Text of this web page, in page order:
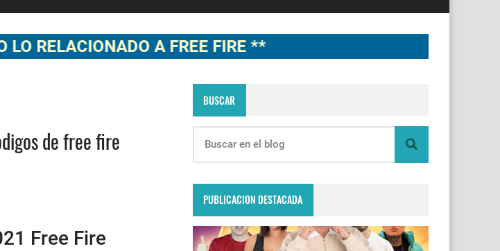
A FREE FIRE **
de free fire
Free Fire
BUSCAR
PUBLICACION DESTACADA